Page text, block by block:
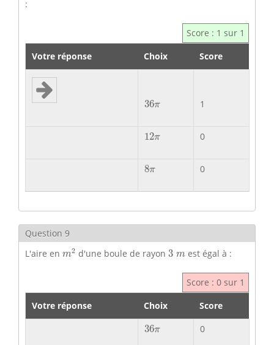
:
Score : 1 sur 1
Votre réponse
Choix Score
36π
36π 1
12π
12π 0
8π
8π 0
Question 9
L'aire en m2
m2 d'une boule de rayon 3 m
3 mest égal à :
Score : 0 sur 1
Votre réponse
Choix Score
36π
36π 0